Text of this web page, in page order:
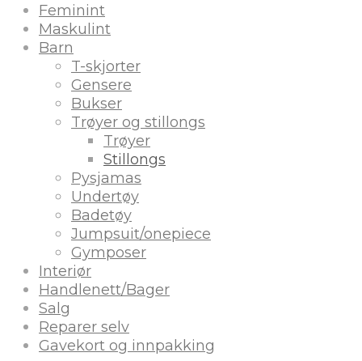
Feminint
Maskulint
Barn
T-skjorter
Gensere
Bukser
Trøyer og stillongs
Trøyer
Stillongs
Pysjamas
Undertøy
Badetøy
Jumpsuit/onepiece
Gymposer
Interiør
Handlenett/Bager
Salg
Reparer selv
Gavekort og innpakking